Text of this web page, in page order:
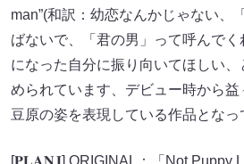
man”(和訳：幼恋なんかじゃない、
ばないで、「君の男」って呼んでく
になった自分に振り向いてほしい
められています、デビュー時から
豆原の姿を表現している作品となっ
[𝐏𝐋𝐀𝐍𝐉] ORIGINAL：「Not Puppy